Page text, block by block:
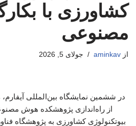
کشاورزی با
مصنوعی
از aminkav جولای 5, 2026
در ششمین نمایشگاه بین‌المللی
از راه‌اندازی پژوهشکده هوش
بیوتکنولوژی کشاورزی به پژوهشگاه